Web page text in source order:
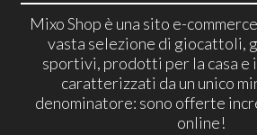
Mixo Shop è una sito e-
vasta selezione di giocattoli,
sportivi, prodotti per la casa
caratterizzati da un unico
denominatore: sono offerte
online!